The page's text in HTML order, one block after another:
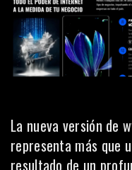
La nueva versión de
representa más que
resultado de un